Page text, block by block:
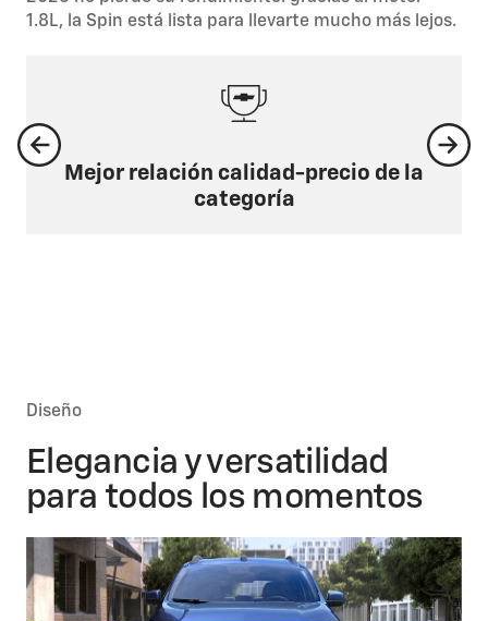
1.8L, la Spin está lista para llevarte mucho más lejos.
Mejor relación calidad-precio de la
categoría
Diseño
Elegancia y versatilidad
para todos los momentos